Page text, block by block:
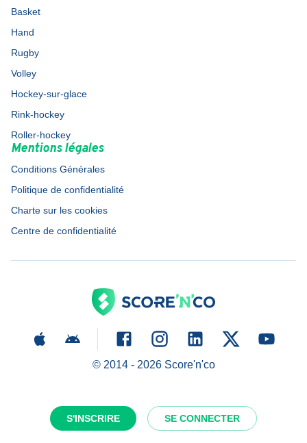
S'INSCRIRE SE CONNECTER
Basket
Hand
Rugby
Volley
Hockey-sur-glace
Rink-hockey
Roller-hockey
Mentions légales
Conditions Générales
Politique de confidentialité
Charte sur les cookies
Centre de confidentialité
© 2014 - 2026Score'n'co